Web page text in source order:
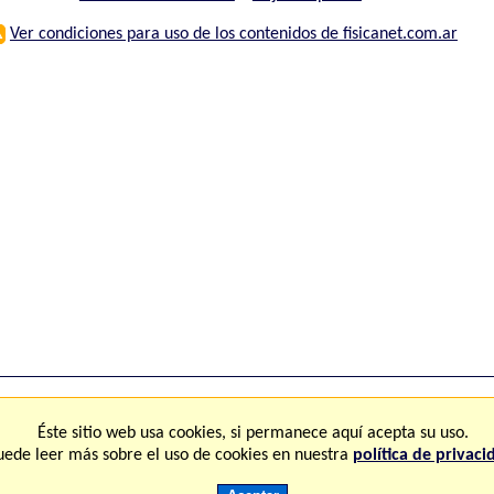
Ver condiciones para uso de los contenidos de fisicanet.com.ar
Copyright © 2.000-2.028 Fisicanet ® Todos los derechos reservados
Éste sitio web usa cookies, si permanece aquí acepta su uso.
leer más sobre el uso de cookies en nuestra política de